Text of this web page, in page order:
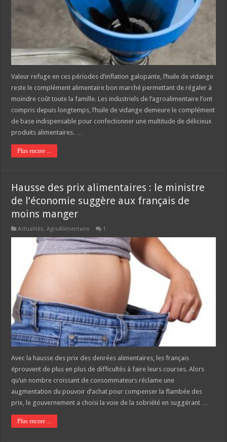
Valeur refuge en ces périodes d’inflation galopante, l’huile de vidange
reste le complément alimentaire bon marché permettant de régaler à
moindre coût toute la famille. Les industriels de l’agroalimentaire l’ont
compris depuis longtemps, l’huile de vidange demeure le complément
de base indispensable pour confectionner une multitude de délicieux
produits alimentaires. …
Plus encore ...
Hausse des prix alimentaires : le ministre
de l’économie suggère aux français de
moins manger
Actualités,AgroAlimentaire 1
Avec la hausse des prix des denrées alimentaires, les français
éprouvent de plus en plus de difficultés à faire leurs courses. Alors
qu’un nombre croissant de consommateurs réclame une
augmentation du pouvoir d’achat pour compenser la flambée des
prix, le gouvernement a choisi la voie de la sobriété en suggérant …
Plus encore ...